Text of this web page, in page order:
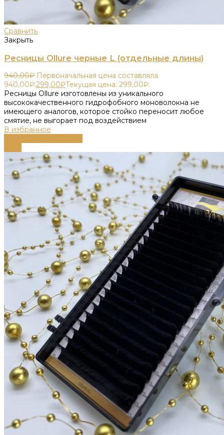
Сравнить
Закрыть
Ресницы Ollure черные L (отдельные длины)
940,00₽ Первоначальная цена составляла
940,00₽.299,00₽Текущая цена: 299,00₽.
Ресницы Ollure изготовлены из уникального
высококачественного гидрофобного моноволокна не
имеющего аналогов, которое стойко переносит любое
смятие, не выгорает под воздействием
В избранное